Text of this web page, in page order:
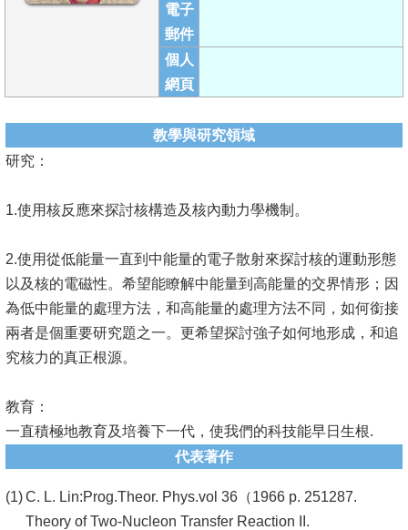
演
講
招
及
程
學
生
事
系
友
會
徵
電子
郵件
個人
網頁
教學與研究領域
研究：
1.使用核反應來探討核構造及核內動力學機制。
2.使用從低能量一直到中能量的電子散射來探討核的運動形態
以及核的電磁性。希望能瞭解中能量到高能量的交界情形；因
為低中能量的處理方法，和高能量的處理方法不同，如何銜接
兩者是個重要研究題之一。更希望探討強子如何地形成，和追
究核力的真正根源。
教育：
一直積極地教育及培養下一代，使我們的科技能早日生根.
代表著作
C. L. Lin:Prog.Theor. Phys.vol 36（1966 p. 251287.
Theory of Two-Nucleon Transfer Reaction II.